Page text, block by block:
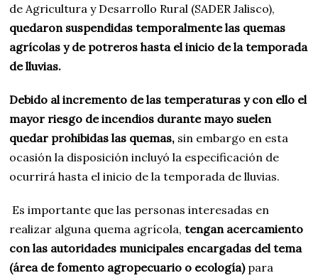
de Agricultura y Desarrollo Rural (SADER Jalisco),
quedaron suspendidas temporalmente las quemas
agrícolas y de potreros hasta el inicio de la temporada
de lluvias.
Debido al incremento de las temperaturas y con ello el
mayor riesgo de incendios durante mayo suelen
quedar prohibidas las quemas, sin embargo en esta
ocasión la disposición incluyó la especificación de
ocurrirá hasta el inicio de la temporada de lluvias.
Es importante que las personas interesadas en
realizar alguna quema agrícola,tengan acercamiento
con las autoridades municipales encargadas del tema
(área de fomento agropecuario o ecología) para